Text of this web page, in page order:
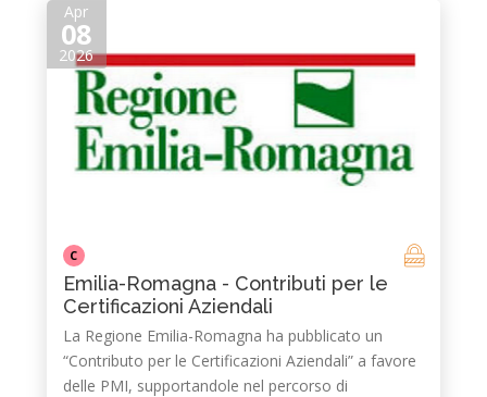
Apr
08
2026
C
Emilia-Romagna - Contributi per le
Certificazioni Aziendali
La Regione Emilia-Romagna ha pubblicato un
“Contributo per le Certificazioni Aziendali” a favore
delle PMI, supportandole nel percorso di